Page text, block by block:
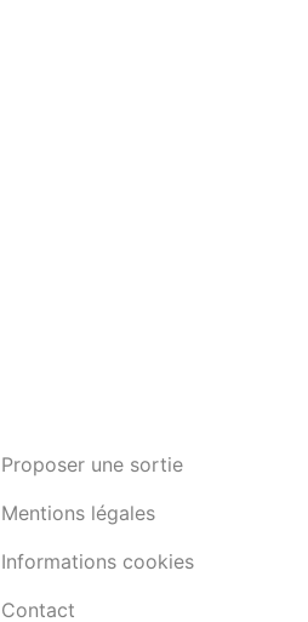
Proposer une sortie
Mentions légales
Informations cookies
Contact